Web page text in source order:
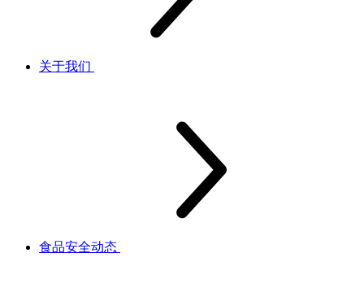
关于我们
食品安全动态